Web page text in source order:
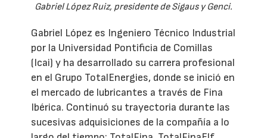
Gabriel López Ruiz, presidente de Sigaus y Genci.
Gabriel López es Ingeniero Técnico Industrial
por la Universidad Pontificia de Comillas
(Icai) y ha desarrollado su carrera profesional
en el Grupo TotalEnergies, donde se inició en
el mercado de lubricantes a través de Fina
Ibérica. Continuó su trayectoria durante las
sucesivas adquisiciones de la compañía a lo